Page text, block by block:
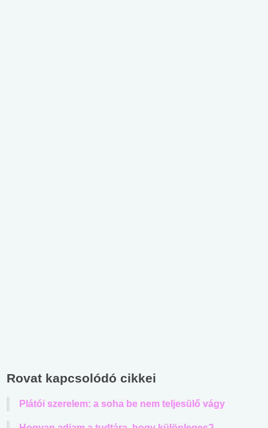
Rovat kapcsolódó cikkei
Plátói szerelem: a soha be nem teljesülő vágy